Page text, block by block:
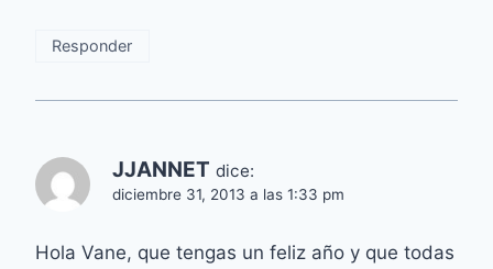
Responder
JJANNET dice:
diciembre 31, 2013 a las 1:33 pm
Hola Vane, que tengas un feliz año y que todas